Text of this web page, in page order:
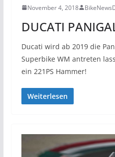
November 4, 2018
DUCATI
Ducati wird ab 2019 die
Superbike WM antreten
ein 221PS Hammer!
Weiterlesen